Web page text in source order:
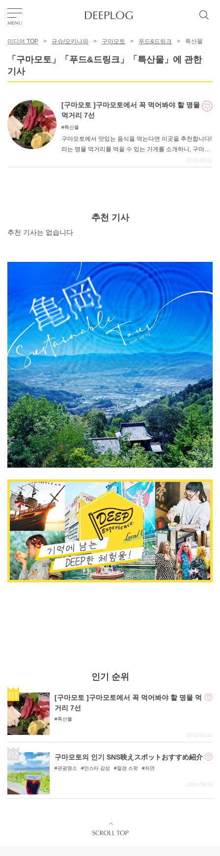
TOP
에리어
카테고리
회사개요
여행작가 모집
미디어 TOP 규슈/오키나와 구마모토 푸드&드링크 특산물
「구마모토」「푸드&드링크」「특산물」에 관한
기사
[구마모토 ]구마모토에서 꼭 먹어봐야 할 명물
먹거리 7선
특산물
구마모토에서 맛있는 음식을 먹는다면 이곳을 추천합니다!
라는 명물 먹거리를 먹을 수 있는 가게를 소개하니, 구마모
토 관광에 오시면 꼭 구마모토의 맛있는 것을 많이 먹고 돌
2022-03-11
추천 기사
추천 기사는 없습니다
인기 순위
[구마모토 ]구마모토에서 꼭 먹어봐야 할 명물 먹
거리 7선
특산물
2022-03-11
구마모토의 인기 SNS映えスポットおすすめ紹介
관광명소 인스타 감성 절경 스팟 자연
2024-08-19